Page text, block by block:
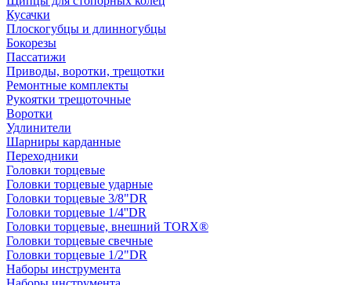
Кусачки
Плоскогубцы и длинногубцы
Бокорезы
Пассатижи
Приводы, воротки, трещотки
Ремонтные комплекты
Рукоятки трещоточные
Воротки
Удлинители
Шарниры карданные
Переходники
Головки торцевые
Головки торцевые ударные
Головки торцевые 3/8"DR
Головки торцевые 1/4''DR
Головки торцевые, внешний TORX®
Головки торцевые свечные
Головки торцевые 1/2"DR
Наборы инструмента